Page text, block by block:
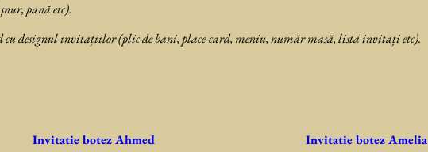
pană etc).
cu designul invitațiilor (plic de bani, place-card, meniu, număr masă, listă invitați etc).
Invitatie botez Ahmed Invitatie botez Amelia